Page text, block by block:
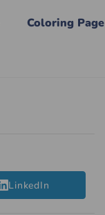
Coloring Page
LinkedIn